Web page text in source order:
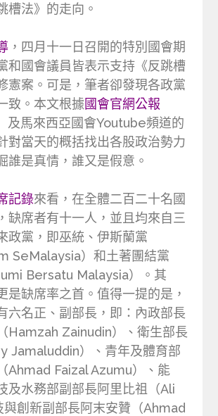
槽法》的走向。
，四月十一日召開的特別國會期
和國會議員皆表示支持《反跳槽
憲案。可是，筆者卻發現各政黨
致。本文根據國會官網公報
及馬來西亞國會Youtube頻道的
對當天的概括找出各股政治勢力
誰是真情，誰又是假意。
記錄來看，在全體二百二十名國
缺席者有十一人，並且均來自三
政黨，即巫統、伊斯蘭黨
SeMalaysia）和土著團結黨
Bersatu Malaysia）。其
是缺席率之首。值得一提的是，
六名正、副部長，即：內政部長
Hamzah Zainudin）、衛生部長
Jamaluddin）、青年及體育部
Ahmad Faizal Azumu）、能
及水務部副部長阿里比祖（Ali
與創新副部長阿末安贊（Ahmad